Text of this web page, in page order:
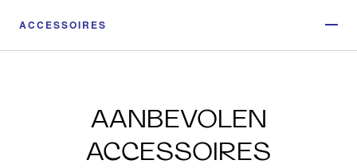
ACCESSOIRES
AANBEVOLEN
ACCESSOIRES